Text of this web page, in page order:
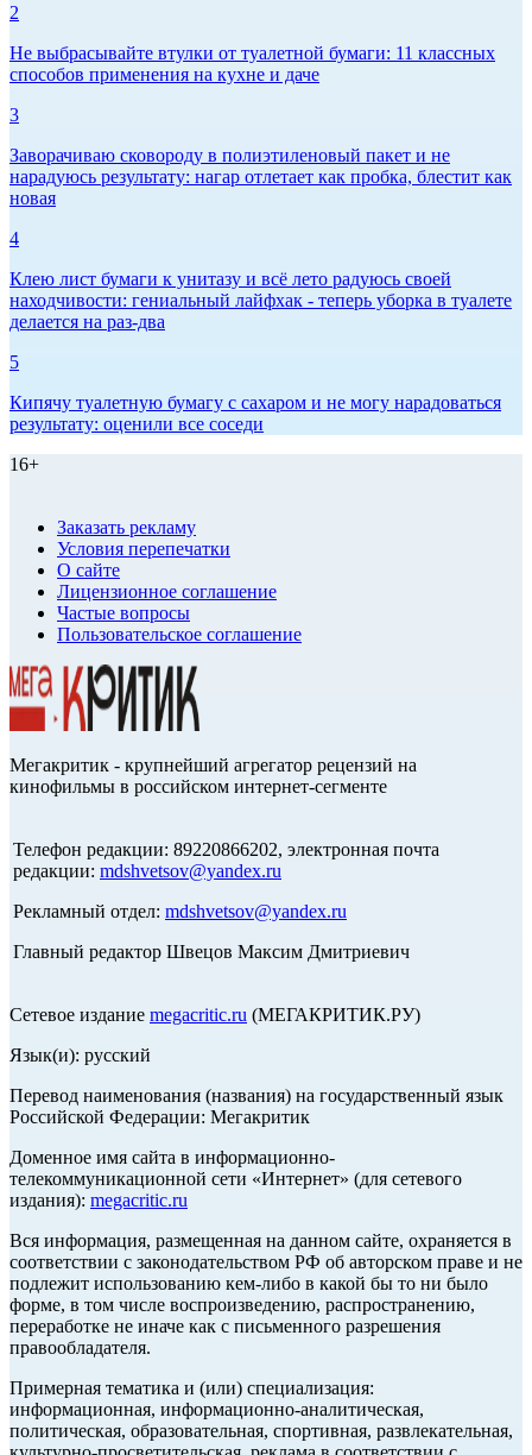
2
Не выбрасывайте втулки от туалетной бумаги: 11 классных
способов применения на кухне и даче
3
Заворачиваю сковороду в полиэтиленовый пакет и не
нарадуюсь результату: нагар отлетает как пробка, блестит как
новая
4
Клею лист бумаги к унитазу и всё лето радуюсь своей
находчивости: гениальный лайфхак - теперь уборка в туалете
делается на раз-два
5
Кипячу туалетную бумагу с сахаром и не могу нарадоваться
результату: оценили все соседи
16+
Заказать рекламу
Условия перепечатки
О сайте
Лицензионное соглашение
Частые вопросы
Пользовательское соглашение
Мегакритик - крупнейший агрегатор рецензий на
кинофильмы в российском интернет-сегменте
Телефон редакции: 89220866202, электронная почта
редакции: mdshvetsov@yandex.ru
Рекламный отдел: mdshvetsov@yandex.ru
Главный редактор Швецов Максим Дмитриевич
Сетевое издание megacritic.ru (МЕГАКРИТИК.РУ)
Язык(и): русский
Перевод наименования (названия) на государственный язык
Российской Федерации: Мегакритик
Доменное имя сайта в информационно-
телекоммуникационной сети «Интернет» (для сетевого
издания): megacritic.ru
Вся информация, размещенная на данном сайте, охраняется в
соответствии с законодательством РФ об авторском праве и не
подлежит использованию кем-либо в какой бы то ни было
форме, в том числе воспроизведению, распространению,
переработке не иначе как с письменного разрешения
правообладателя.
Примерная тематика и (или) специализация:
информационная, информационно-аналитическая,
политическая, образовательная, спортивная, развлекательная,